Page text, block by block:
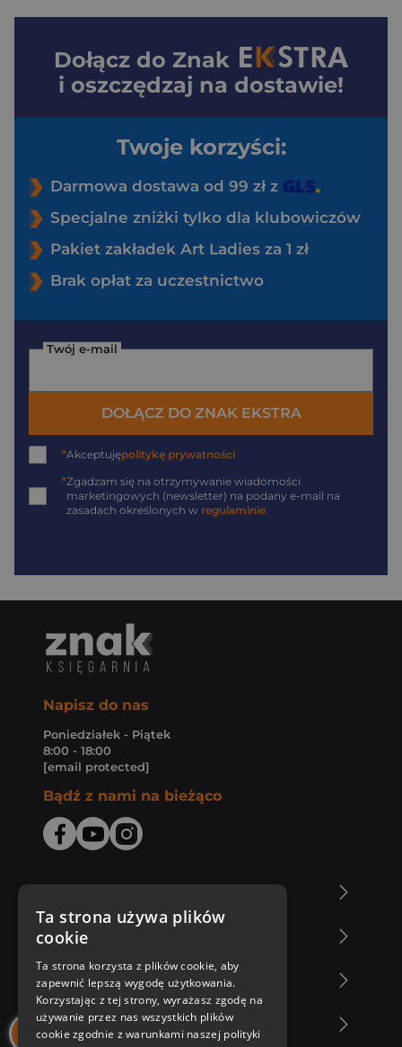
Dołącz do Znak
i oszczędzaj na dostawie!
Twoje korzyści:
Darmowa dostawa od 99 zł z
Specjalne zniżki tylko dla klubowiczów
Pakiet zakładek Art Ladies za 1 zł
Brak opłat za uczestnictwo
Twój e-mail
DOŁĄCZ DO ZNAK EKSTRA
*Akceptujępolitykę prywatności
*Zgadzam się na otrzymywanie wiadomości
marketingowych (newsletter) na podany e-mail na
zasadach określonych w regulaminie
Napisz do nas
Poniedziałek - Piątek
8:00 - 18:00
[email protected]
Bądź z nami na bieżąco
Zakupy u nas
Nasza oferta
Nasi autorzy
Ta strona używa plików
cookie
Ta strona korzysta z plików cookie, aby
zapewnić lepszą wygodę użytkowania.
Korzystając z tej strony, wyrażasz zgodę na
używanie przez nas wszystkich plików
cookie zgodnie z warunkami naszej polityki